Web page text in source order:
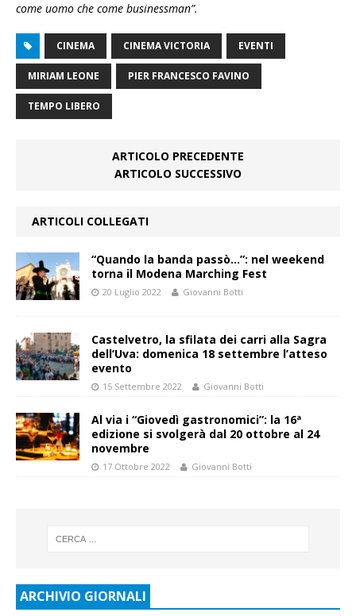
come uomo che come businessman”.
CINEMA CINEMA VICTORIA EVENTI
MIRIAM LEONE PIER FRANCESCO FAVINO
TEMPO LIBERO
ARTICOLO PRECEDENTE
ARTICOLO SUCCESSIVO
ARTICOLI COLLEGATI
“Quando la banda passò…”: nel weekend
torna il Modena Marching Fest
20 Luglio 2022 Giovanni Botti
Castelvetro, la sfilata dei carri alla Sagra
dell’Uva: domenica 18 settembre l’atteso
evento
15 Settembre 2022 Giovanni Botti
Al via i “Giovedì gastronomici”: la 16ª
edizione si svolgerà dal 20 ottobre al 24
novembre
17 Ottobre 2022 Giovanni Botti
ARCHIVIO GIORNALI